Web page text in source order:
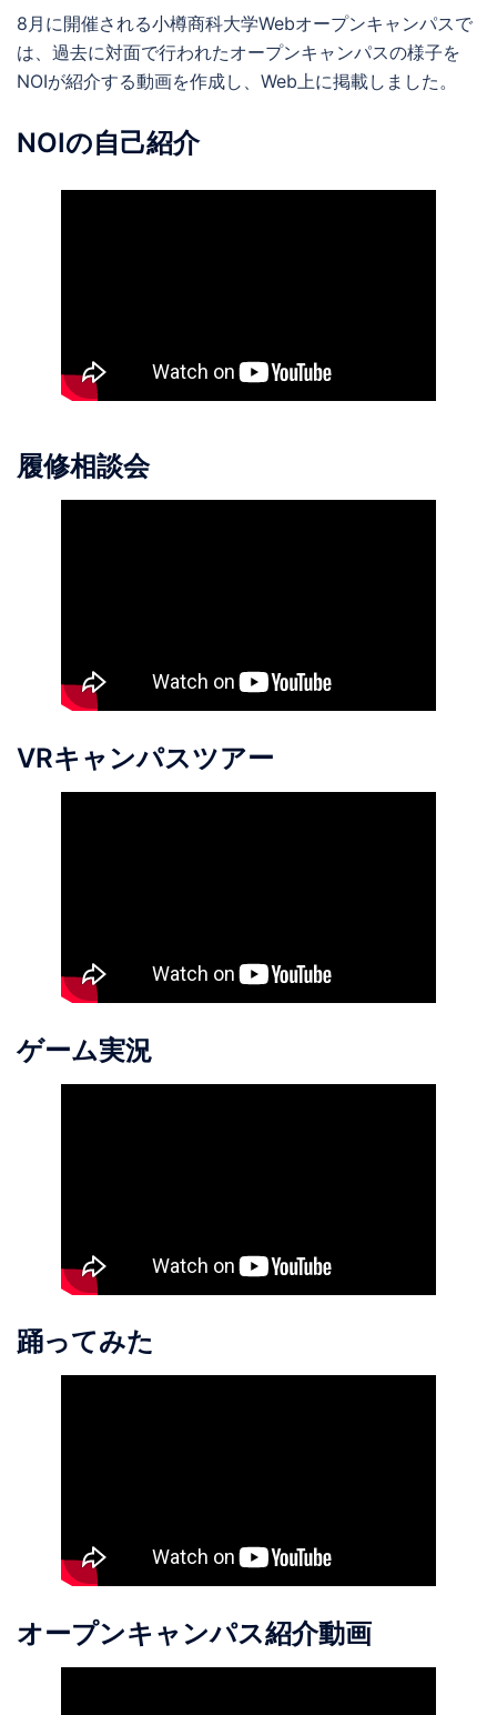
8月に開催される小樽商科大学Webオープンキャンパスで
は、過去に対面で行われたオープンキャンパスの様子を
NOIが紹介する動画を作成し、Web上に掲載しました。
NOIの自己紹介
履修相談会
VRキャンパスツアー
ゲーム実況
踊ってみた
オープンキャンパス紹介動画